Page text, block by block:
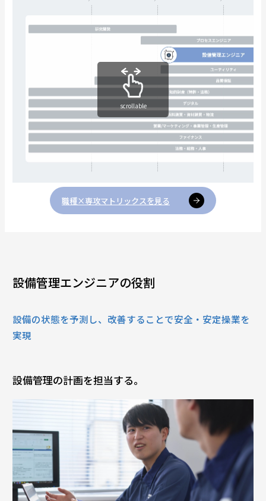
scrollable
職種×専攻マトリックスを見る
設備管理エンジニアの役割
設備の状態を予測し、改善することで安全・安定操業を
実現
設備管理の計画を担当する。